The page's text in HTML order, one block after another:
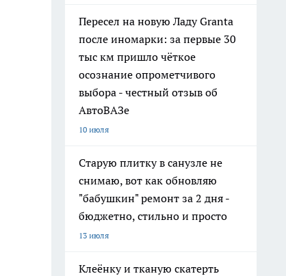
Пересел на новую Ладу Granta
после иномарки: за первые 30
тыс км пришло чёткое
осознание опрометчивого
выбора - честный отзыв об
АвтоВАЗе
10 июля
Старую плитку в санузле не
снимаю, вот как обновляю
"бабушкин" ремонт за 2 дня -
бюджетно, стильно и просто
13 июля
Клеёнку и тканую скатерть